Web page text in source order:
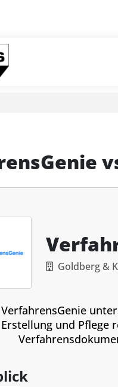
Goldberg &
VerfahrensGenie
Erstellung und Pflege